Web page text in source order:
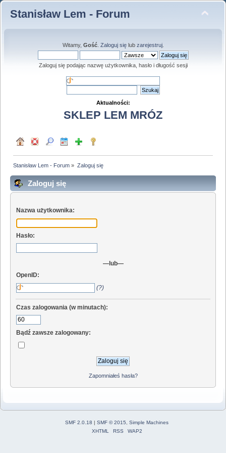
Stanisław Lem - Forum
Witamy, Gość. Zaloguj sięlub zarejestruj.
Zaloguj się podając nazwę użytkownika, hasło i długość sesji
Aktualności:
SKLEP LEM MRÓZ
Stanisław Lem - Forum » Zaloguj się
Zaloguj się
Nazwa użytkownika:
Hasło:
—lub—
OpenID:
(?)
Czas zalogowania (w minutach):
Bądź zawsze zalogowany:
Zapomniałeś hasła?
SMF 2.0.18 SMF © 2015, Simple Machines
XHTML
RSS WAP2